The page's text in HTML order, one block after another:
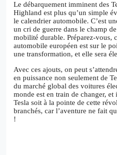
Le débarquement imminent des
Highland est plus qu’un simple
le calendrier automobile. C’est
un cri de guerre dans le champ
mobilité durable. Préparez-vous,
automobile européen est sur le
une transformation, et elle sera
Avec ces ajouts, on peut
en puissance non seulement de
du marché global des voitures
monde est en train de changer, et
Tesla soit à la pointe de cette
branchés, car l’aventure ne fait
!